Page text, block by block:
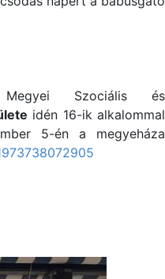
Szociális és
idén 16-ik alkalommal
5-én a megyeháza